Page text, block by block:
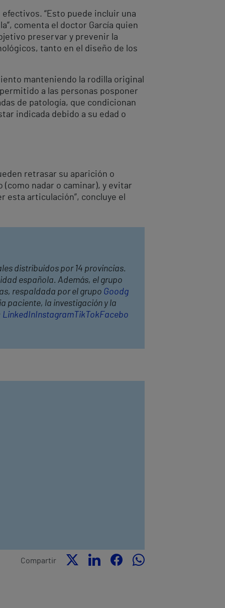
“Esto puede incluir una
comenta el doctor García quien
preservar y prevenir la
tanto en el diseño de los
manteniendo la rodilla original
a las personas posponer
de patología, que condicionan
indicada debido a su edad o
retrasar su aparición o
nadar o caminar), y evitar
esta articulación”, concluye el
distribuidos por 14 provincias.
española. Además, el grupo
respaldada por el grupo Goodg
paciente, la investigación y la
LinkedInInstagram TikTokFacebo
Compartir